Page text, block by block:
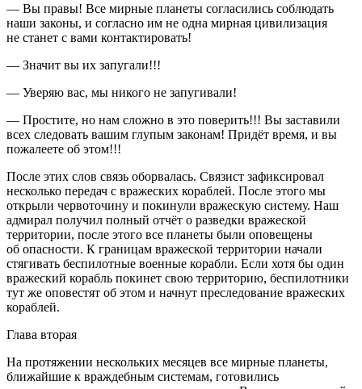
— Вы правы! Все мирные планеты согласились соблюдать
наши законы, и согласно им не одна мирная цивилизация
не станет с вами контактировать!
— Значит вы их запугали!!!
— Уверяю вас, мы никого не запугивали!
— Простите, но нам сложно в это поверить!!! Вы заставили
всех следовать вашим глупым законам! Придёт время, и вы
пожалеете об этом!!!
После этих слов связь оборвалась. Связист зафиксировал
несколько передач с вражеских кораблей. После этого мы
открыли червоточину и покинули вражескую систему. Наш
адмирал получил полный отчёт о разведки вражеской
территории, после этого все планеты были оповещены
об опасности. К границам вражеской территории начали
стягивать беспилотные военные корабли. Если хотя бы один
вражеский корабль покинет свою территорию, беспилотники
тут же оповестят об этом и начнут преследование вражеских
кораблей.
Глава вторая
На протяжении нескольких месяцев все мирные планеты,
ближайшие к враждебным системам, готовились